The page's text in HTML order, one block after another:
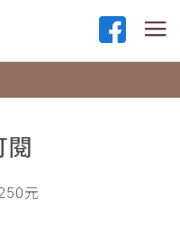
閱
元